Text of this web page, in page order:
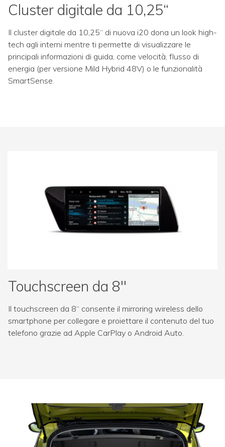
Cluster digitale da 10,25“
Il cluster digitale da 10,25“ di nuova i20 dona un look high-
tech agli interni mentre ti permette di visualizzare le
principali informazioni di guida, come velocità, flusso di
energia (per versione Mild Hybrid 48V) o le funzionalità
SmartSense.
Touchscreen da 8"
Il touchscreen da 8“ consente il mirroring wireless dello
smartphone per collegare e proiettare il contenuto del tuo
telefono grazie ad Apple CarPlay o Android Auto.